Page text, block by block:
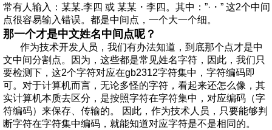
常有人输入：某某.李四 或 某某・李四。其中：”·・” 这2个中间
点很容易输入错误。都是中间点，一个大一个细。
那一个才是中文姓名中间点呢？
作为技术开发人员，我们有办法知道，到底那个点才是中
文中间分割点。因为，这些都是常见姓名字符，因此，我们只
要检测下，这2个字符对应在gb2312字符集中，字符编码即
可。对于计算机而言，无论多怪的字符，看起来还怎么像，其
实计算机本质去区分，是按照字符在字符集中，对应编码（字
符编码）来保存、传输的。 因此，作为技术人员，只要能够判
断字符在字符集中编码，就能知道对应字符是不是相同的。